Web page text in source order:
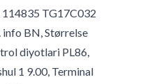
114835 TG17C032
info BN, Størrelse
diyotlari PL86,
1 9.00, Terminal